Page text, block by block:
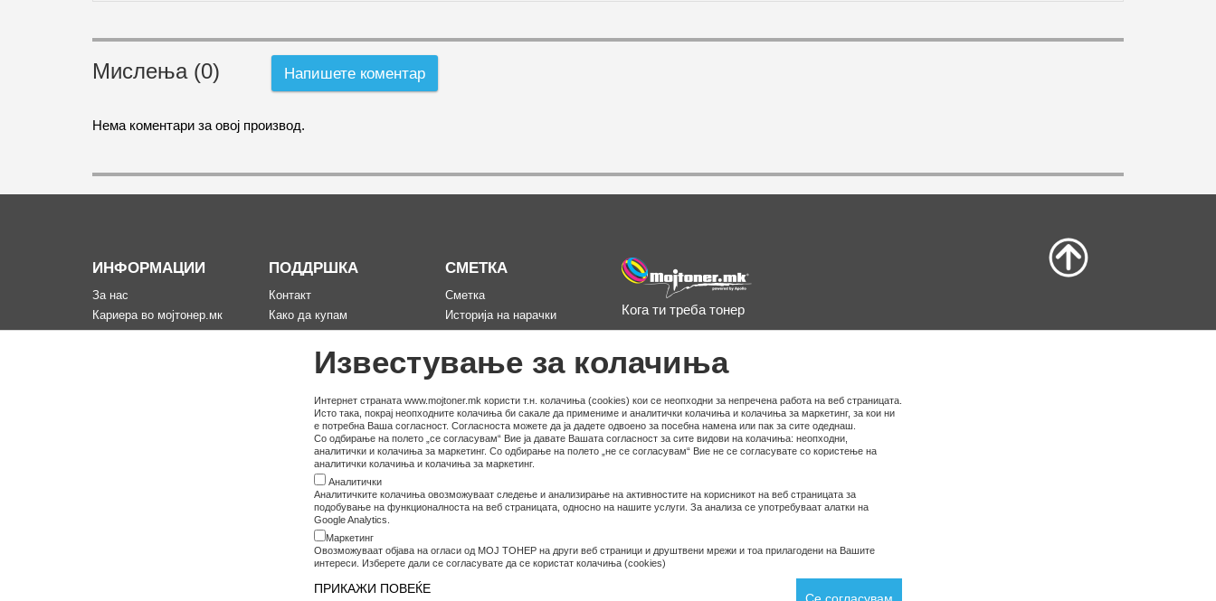
Известување за колачиња
Интернет страната www.mojtoner.mk користи т.н. колачиња (cookies) кои се неопходни за непречена работа на веб страницата.
Исто така, покрај неопходните колачиња би сакале да примениме и аналитички колачиња и колачиња за маркетинг, за кои ни
е потребна Ваша согласност. Согласноста можете да ја дадете одвоено за посебна намена или пак за сите одеднаш.
Со одбирање на полето „се согласувам“ Вие ја давате Вашата согласност за сите видови на колачиња: неопходни,
аналитички и колачиња за маркетинг. Со одбирање на полето „не се согласувам“ Вие не се согласувате со користење на
аналитички колачиња и колачиња за маркетинг.
Аналитички
Аналитичките колачиња овозможуваат следење и анализирање на активностите на корисникот на веб страницата за
подобување на функционалноста на веб страницата, односно на нашите услуги. За анализа се употребуваат алатки на
Google Analytics.
Маркетинг
Овозможуваат објава на огласи од МОЈ ТОНЕР на други веб страници и друштвени мрежи и тоа прилагодени на Вашите
интереси. Изберете дали се согласувате да се користат колачиња (cookies)
ПРИКАЖИ ПОВЕЌЕ
Мислења (0) Напишете коментар
Нема коментари за овој производ.
ИНФОРМАЦИИ
За нас
Кариера во мојтонер.мк
Информации за испорака
ПОДДРШКА
Контакт
Како да купам
Рекламација за производ
Мапа на сајтот
СМЕТКА
Сметка
Историја на нарачки
Омилени
Кога ти треба тонер
© COPYRIGHT APOLLO 2026